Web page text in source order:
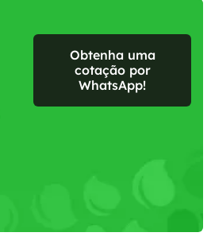
Obtenha uma
cotação por
WhatsApp!